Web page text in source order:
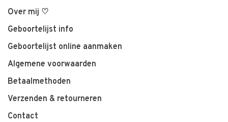
Over mij ♡
Geboortelijst info
Geboortelijst online aanmaken
Algemene voorwaarden
Betaalmethoden
Verzenden & retourneren
Contact